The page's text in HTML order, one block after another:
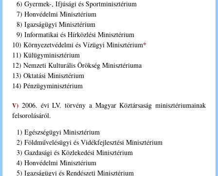
6) Gyermek-, Ifjúsági és Sportminisztérium
7) Honvédelmi Minisztérium
8) Igazságügyi Minisztérium
9) Informatikai és Hírközlési Minisztérium
10) Környezetvédelmi és Vízügyi Minisztérium*
11) Külügyminisztérium
12) Nemzeti Kulturális Örökség Minisztériuma
13) Oktatási Minisztérium
14) Pénzügyminisztérium
V) 2006. évi LV. törvény a Magyar Köztársaság minisztériumainak
felsorolásáról.
1) Egészségügyi Minisztérium
2) Földművelésügyi és Vidékfejlesztési Minisztérium
3) Gazdasági és Közlekedési Minisztérium
4) Honvédelmi Minisztérium
5) Igazságügyi és Rendészeti Minisztérium